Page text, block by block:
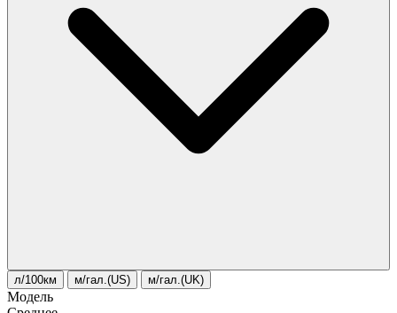
л/100км м/гал.(US) м/гал.(UK)
Модель